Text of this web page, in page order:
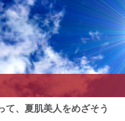
て、夏肌美人をめざそう